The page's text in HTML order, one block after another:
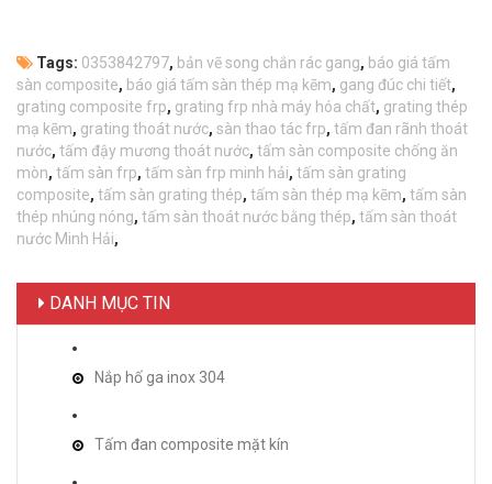
Tags: 0353842797, bản vẽ song chắn rác gang, báo giá tấm
sàn composite, báo giá tấm sàn thép mạ kẽm, gang đúc chi tiết,
grating composite frp, grating frp nhà máy hóa chất, grating thép
mạ kẽm, grating thoát nước, sàn thao tác frp, tấm đan rãnh thoát
nước, tấm đậy mương thoát nước, tấm sàn composite chống ăn
mòn, tấm sàn frp, tấm sàn frp minh hải, tấm sàn grating
composite, tấm sàn grating thép, tấm sàn thép mạ kẽm, tấm sàn
thép nhúng nóng, tấm sàn thoát nước bằng thép, tấm sàn thoát
nước Minh Hải,
DANH MỤC TIN
Nắp hố ga inox 304
Tấm đan composite mặt kín